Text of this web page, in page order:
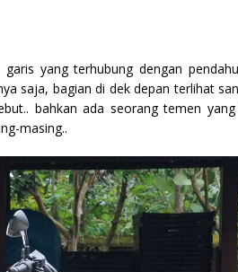
yang terhubung dengan
saja, bagian di dek depan terlihat
bahkan ada seorang temen
masing..